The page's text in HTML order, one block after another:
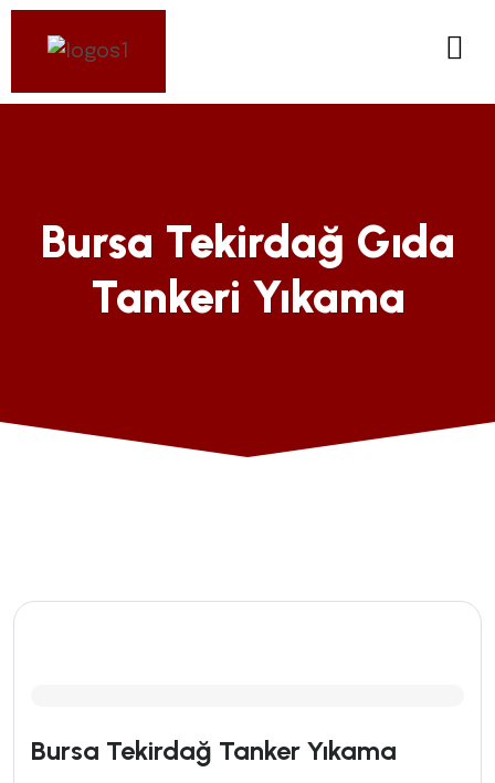
Bursa Tekirdağ Gıda
Tankeri Yıkama
Bursa Tekirdağ Tanker Yıkama